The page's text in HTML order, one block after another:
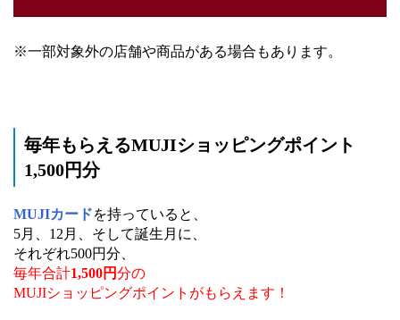
※一部対象外の店舗や商品がある場合もあります。
毎年もらえるMUJIショッピングポイント
1,500円分
MUJIカードを持っていると、
5月、12月、そして誕生月に、
それぞれ500円分、
毎年合計1,500円分の
MUJIショッピングポイントがもらえます！